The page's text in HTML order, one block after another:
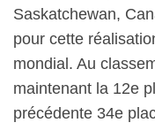
Saskatchewan,
pour cette
mondial. Au
maintenant la 12e
précédente 34e